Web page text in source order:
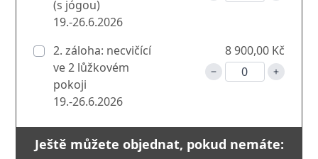
(s jógou)
19.-26.6.2026
2. záloha: necvičící
ve 2 lůžkovém
pokoji
19.-26.6.2026
8 900,00 Kč
Ještě můžete objednat, pokud nemáte: